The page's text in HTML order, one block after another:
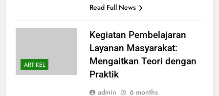
Read Full News
ARTIKEL
Kegiatan Pembelajaran
Layanan Masyarakat:
Mengaitkan Teori dengan
Praktik
admin
6 months